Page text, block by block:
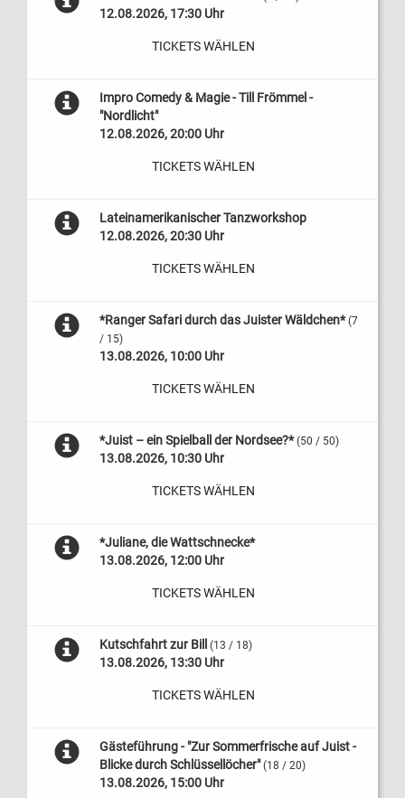
12.08.2026, 17:30 Uhr
TICKETS WÄHLEN
Impro Comedy & Magie - Till Frömmel -
"Nordlicht"
12.08.2026, 20:00 Uhr
TICKETS WÄHLEN
Lateinamerikanischer Tanzworkshop
12.08.2026, 20:30 Uhr
TICKETS WÄHLEN
*Ranger Safari durch das Juister Wäldchen* (7
/ 15)
13.08.2026, 10:00 Uhr
TICKETS WÄHLEN
*Juist – ein Spielball der Nordsee?* (50 / 50)
13.08.2026, 10:30 Uhr
TICKETS WÄHLEN
*Juliane, die Wattschnecke*
13.08.2026, 12:00 Uhr
TICKETS WÄHLEN
Kutschfahrt zur Bill (13 / 18)
13.08.2026, 13:30 Uhr
TICKETS WÄHLEN
Gästeführung - "Zur Sommerfrische auf Juist -
Blicke durch Schlüssellöcher" (18 / 20)
13.08.2026, 15:00 Uhr